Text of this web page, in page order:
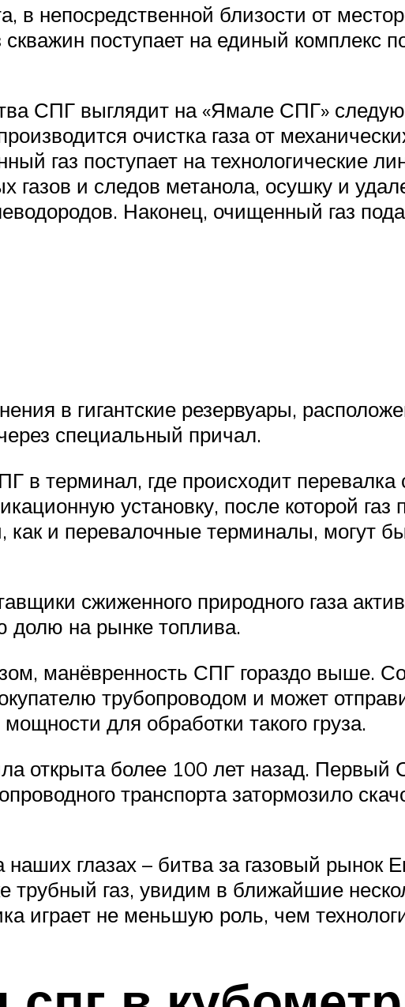
в непосредственной близости от
поступает на единый комплекс
СПГ выглядит на «Ямале СПГ»
очистка газа от
газ поступает на технологические
газов и следов метанола, осушку и
Наконец, очищенный газ
в гигантские резервуары,
специальный причал.
в терминал, где происходит
установку, после которой газ
как и перевалочные терминалы, могут
сжиженного природного газа
долю на рынке топлива.
манёвренность СПГ гораздо выше.
трубопроводом и может
для обработки такого груза.
открыта более 100 лет назад.
транспорта затормозило
наших глазах – битва за газовый
трубный газ, увидим в ближайшие
играет не меньшую роль, чем